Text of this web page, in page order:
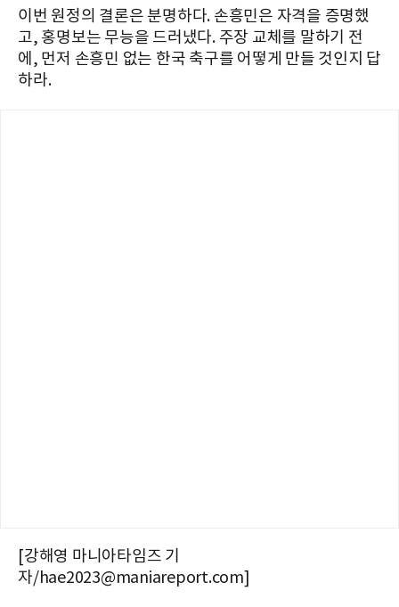
이번 원정의 결론은 분명하다. 손흥민은 자격을 증명했
고, 홍명보는 무능을 드러냈다. 주장 교체를 말하기 전
에, 먼저 손흥민 없는 한국 축구를 어떻게 만들 것인지 답
하라.
[강해영 마니아타임즈 기
자/hae2023@maniareport.com]